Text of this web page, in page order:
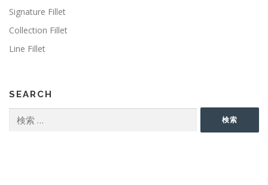
Signature Fillet
Collection Fillet
Line Fillet
SEARCH
索:
検索